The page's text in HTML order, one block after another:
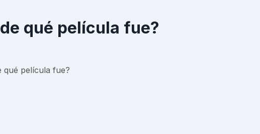
qué película fue?
qué película fue?